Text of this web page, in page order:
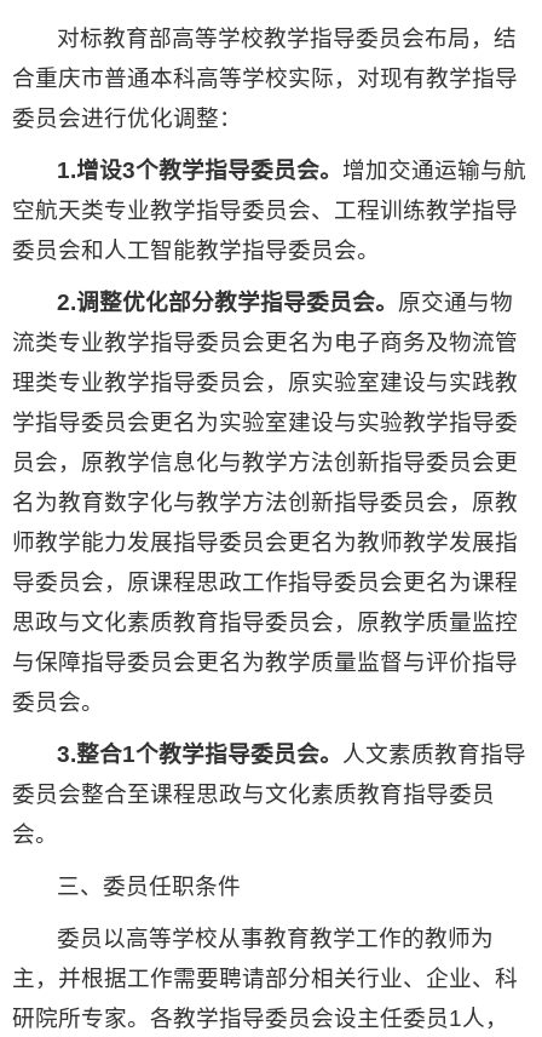
对标教育部高等学校教学指导委员会布局，结
合重庆市普通本科高等学校实际，对现有教学指导
委员会进行优化调整：
1.增设3个教学指导委员会。 增加交通运输与航
空航天类专业教学指导委员会、工程训练教学指导
委员会和人工智能教学指导委员会。
2.调整优化部分教学指导委员会。 原交通与物
流类专业教学指导委员会更名为电子商务及物流管
理类专业教学指导委员会，原实验室建设与实践教
学指导委员会更名为实验室建设与实验教学指导委
员会，原教学信息化与教学方法创新指导委员会更
名为教育数字化与教学方法创新指导委员会，原教
师教学能力发展指导委员会更名为教师教学发展指
导委员会，原课程思政工作指导委员会更名为课程
思政与文化素质教育指导委员会，原教学质量监控
与保障指导委员会更名为教学质量监督与评价指导
委员会。
3.整合1个教学指导委员会。 人文素质教育指导
委员会整合至课程思政与文化素质教育指导委员
会。
三、委员任职条件
委员以高等学校从事教育教学工作的教师为
主，并根据工作需要聘请部分相关行业、企业、科
研院所专家。各教学指导委员会设主任委员1人，